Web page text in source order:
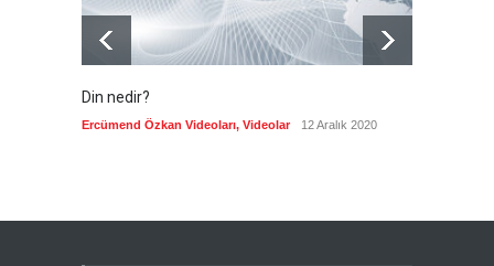
Din nedir?
Ercümend Özkan Videoları, Videolar 12 Aralık 2020